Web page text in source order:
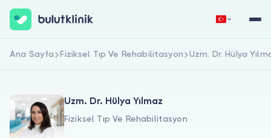
Hemen Kaydol Giriş Yap
Ana Sayfa Fiziksel Tıp Ve Rehabilitasyon Uzm. Dr. Hülya
Uzm. Dr. Hülya Yılmaz
Fiziksel Tıp Ve Rehabilitasyon